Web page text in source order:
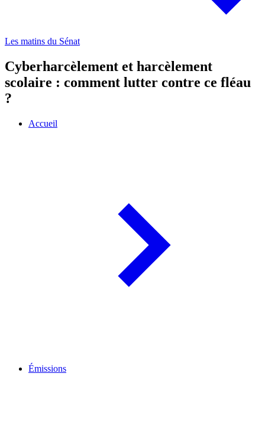
Les matins du Sénat
Cyberharcèlement et harcèlement
scolaire : comment lutter contre ce fléau
?
Accueil
Émissions